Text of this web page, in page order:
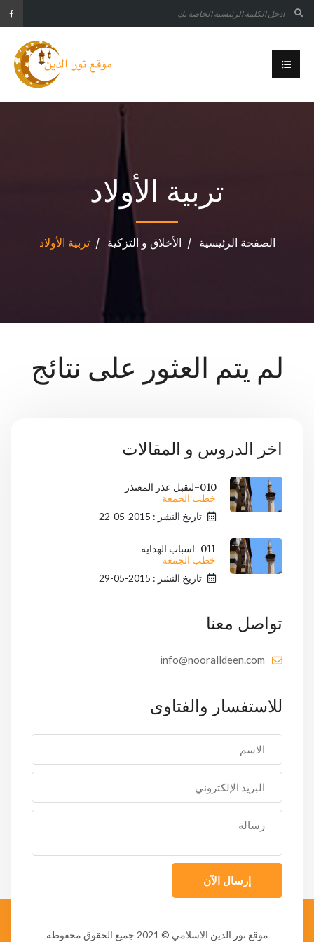
تربية الأولاد
الصفحة الرئيسية الأخلاق و التزكية تربية الأولاد
لم يتم العثور على نتائج
اخر الدروس و المقالات
010-لنقبل عذر المعتذر
خطب الجمعة
تاريخ النشر : 2015-05-22
011-اسباب الهدايه
خطب الجمعة
تاريخ النشر : 2015-05-29
تواصل معنا
info@nooralldeen.com
للاستفسار والفتاوى
إرسال الآن
موقع نور الدين الاسلامي © 2021 جميع الحقوق محفوظة